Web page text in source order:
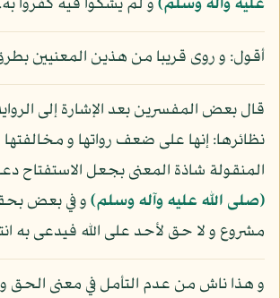
عليه وآله وسلم)و لم يشكوا فيه كفروا به.
أقول: و روى قريبا من هذين المعنيين
قال بعض المفسرين بعد الإشارة إلى
نظائرها: إنها على ضعف رواتها و مخالفتها
المنقولة شاذة المعنى بجعل الاستفتاح
(صلى الله عليه وآله وسلم)و في بعض
مشروع و لا حق لأحد على الله فيدعى به
و هذا ناش من عدم التأمل في معنى الحق